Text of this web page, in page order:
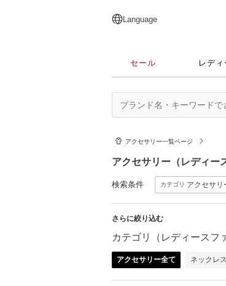
日本語
English
简体中文
繁體中文
Language
セール レディ
アクセサリー一覧ページ
アクセサリー（レディー
検索条件 カテゴリ アクセサリ
さらに絞り込む
カテゴリ（レディースフ
アクセサリー全て ネックレ